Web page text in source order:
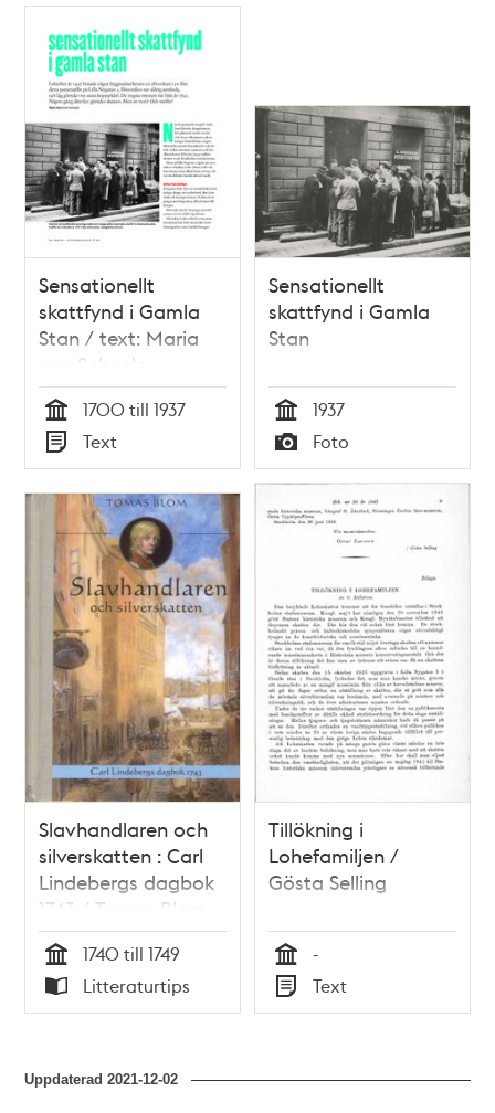
Sensationellt
skattfynd i Gamla
Stan / text: Maria
von Scheele
Tid
1700 till 1937
Typ
Text
Sensationellt
skattfynd i Gamla
Stan
Tid
1937
Typ
Foto
Slavhandlaren och
silverskatten : Carl
Lindebergs dagbok
1743 / Tomas Blom
Tid
1740 till 1749
Typ
Litteraturtips
Tillökning i
Lohefamiljen /
Gösta Selling
Tid
-
Typ
Text
Uppdaterad2021-12-02